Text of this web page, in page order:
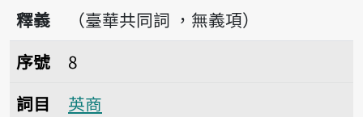
釋義
（臺華共同詞 ，無義項）
序號8英商
序號
8
詞目
英商